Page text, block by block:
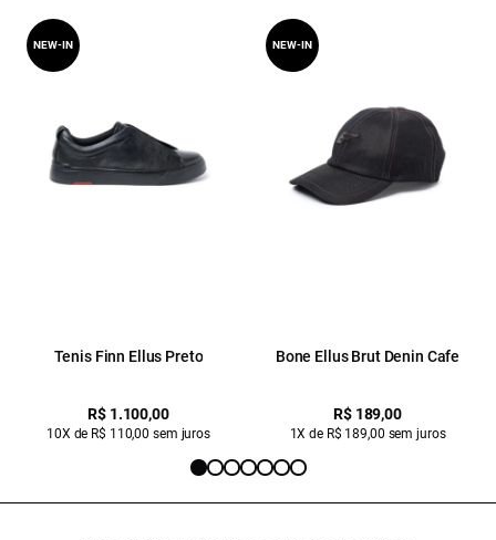
Tenis Finn Ellus Preto
R$ 1.100,00
10X de R$ 110,00 sem juros
NEW-IN
Bone Ellus Brut Denin Cafe
R$ 189,00
1X de R$ 189,00 sem juros
NEW-IN